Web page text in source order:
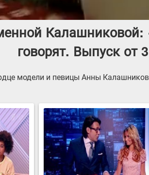
говорят. Выпуск от
модели и певицы Анны